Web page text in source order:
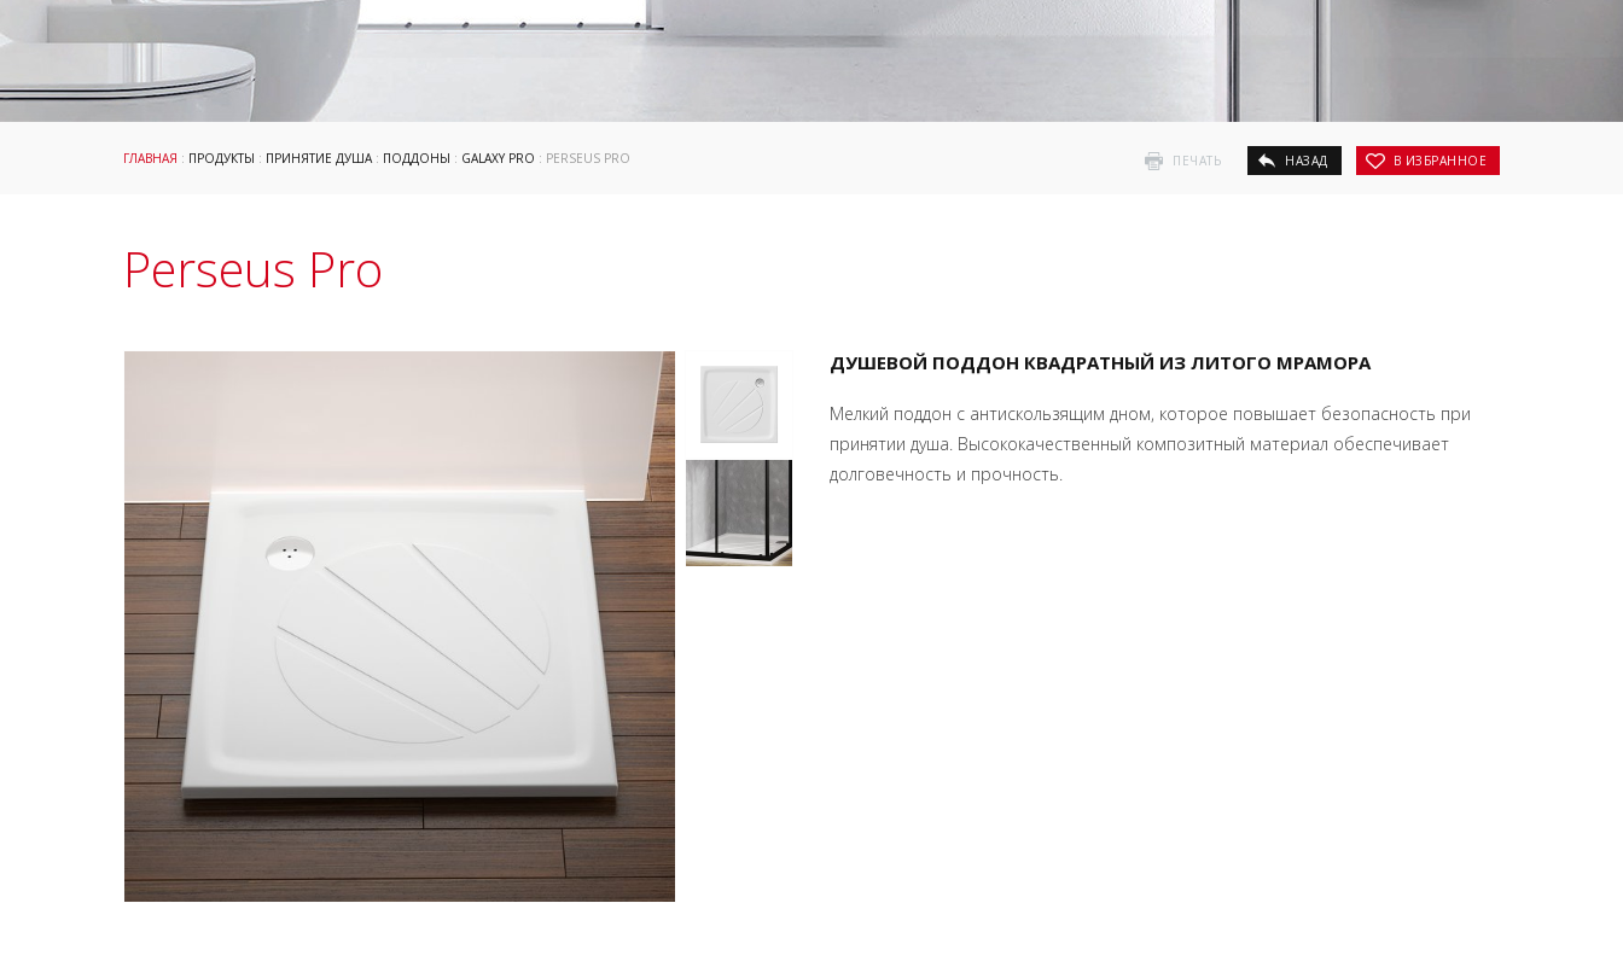
ПЕЧАТЬ НАЗАД В ИЗБРАННОЕ
ГЛАВНАЯ : ПРОДУКТЫ : ПРИНЯТИЕ ДУША: ПОДДОНЫ : GALAXY PRO : PERSEUS PRO
Perseus Pro
ДУШЕВОЙ ПОДДОН КВАДРАТНЫЙ ИЗ ЛИТОГО МРАМОРА
Мелкий поддон с антискользящим дном, которое повышает безопасность при
принятии душа. Высококачественный композитный материал обеспечивает
долговечность и прочность.